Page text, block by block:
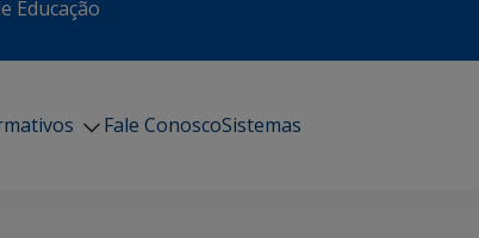
Educação
Fale ConoscoSistemas